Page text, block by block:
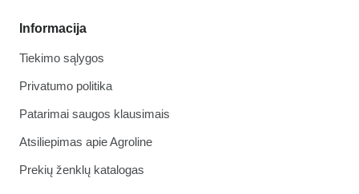
Informacija
Tiekimo sąlygos
Privatumo politika
Patarimai saugos klausimais
Atsiliepimas apie Agroline
Prekių ženklų katalogas